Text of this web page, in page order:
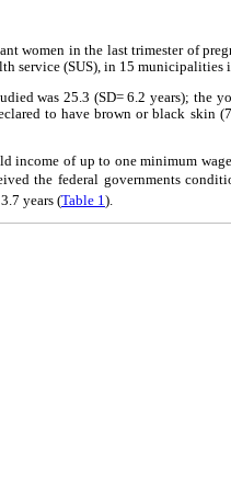
women in the last trimester of
service (SUS), in 15 municipalities
was 25.3 (SD= 6.2 years); the
to have brown or black skin
income of up to one minimum
the federal governments
years (Table 1 ).